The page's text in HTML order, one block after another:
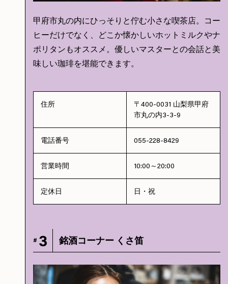
甲府市丸の内にひっそりと佇む小さな喫茶店。コー
ヒーだけでなく、どこか懐かしいホットミルクやナ
ポリタンもオススメ。優しいマスターとの会話と美
味しい珈琲を堪能できます。
住所
〒400-0031 山梨県甲府
市丸の内3-3-9
電話番号 055-228-8429
営業時間 10:00～20:00
定休日 日・祝
# 3 銘酒コーナー くさ笛